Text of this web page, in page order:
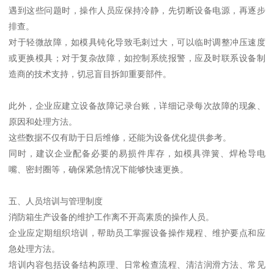
遇到这些问题时，操作人员应保持冷静，先切断设备电源，再逐步
排查。
对于轻微故障，如模具钝化导致毛刺过大，可以临时调整冲压速度
或更换模具；对于复杂故障，如控制系统报警，应及时联系设备制
造商的技术支持，切忌盲目拆卸重要部件。
此外，企业应建立设备故障记录台账，详细记录每次故障的现象、
原因和处理方法。
这些数据不仅有助于日后维修，还能为设备优化提供参考。
同时，建议企业配备必要的易损件库存，如模具弹簧、焊枪导电
嘴、密封圈等，确保紧急情况下能够快速更换。
五、人员培训与管理制度
消防箱生产设备的维护工作离不开高素质的操作人员。
企业应定期组织培训，帮助员工掌握设备操作规程、维护要点和应
急处理方法。
培训内容包括设备结构原理、日常检查流程、清洁润滑方法、常见